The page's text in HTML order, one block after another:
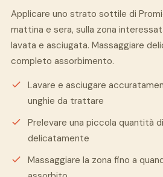
Applicare uno strato sottile di
mattina e sera, sulla zona
lavata e asciugata. Massaggiare
completo assorbimento.
Lavare e asciugare
unghie da trattare
Prelevare una piccola quantità
delicatamente
Massaggiare la zona fino a